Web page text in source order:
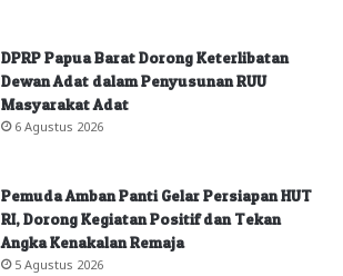
DPRP Papua Barat Dorong Keterlibatan
Dewan Adat dalam Penyusunan RUU
Masyarakat Adat
6 Agustus 2026
Pemuda Amban Panti Gelar Persiapan HUT
RI, Dorong Kegiatan Positif dan Tekan
Angka Kenakalan Remaja
5 Agustus 2026